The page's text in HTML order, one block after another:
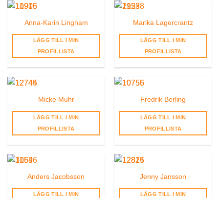
Anna-Karin Lingham
LÄGG TILL I MIN
PROFILLISTA
Marika Lagercrantz
LÄGG TILL I MIN
PROFILLISTA
Micke Muhr
LÄGG TILL I MIN
PROFILLISTA
Fredrik Berling
LÄGG TILL I MIN
PROFILLISTA
Anders Jacobsson
LÄGG TILL I MIN
Jenny Jansson
LÄGG TILL I MIN